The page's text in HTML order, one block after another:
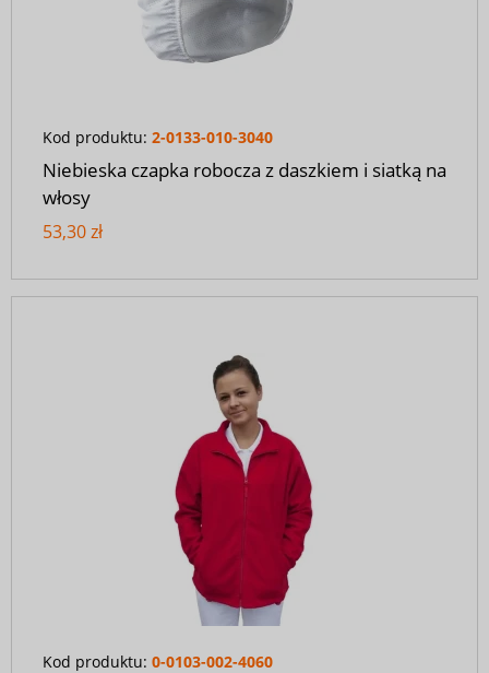
Kod produktu: 2-0133-010-3040
Niebieska czapka robocza z daszkiem i siatką na
włosy
53,30 zł
Kod produktu: 0-0103-002-4060